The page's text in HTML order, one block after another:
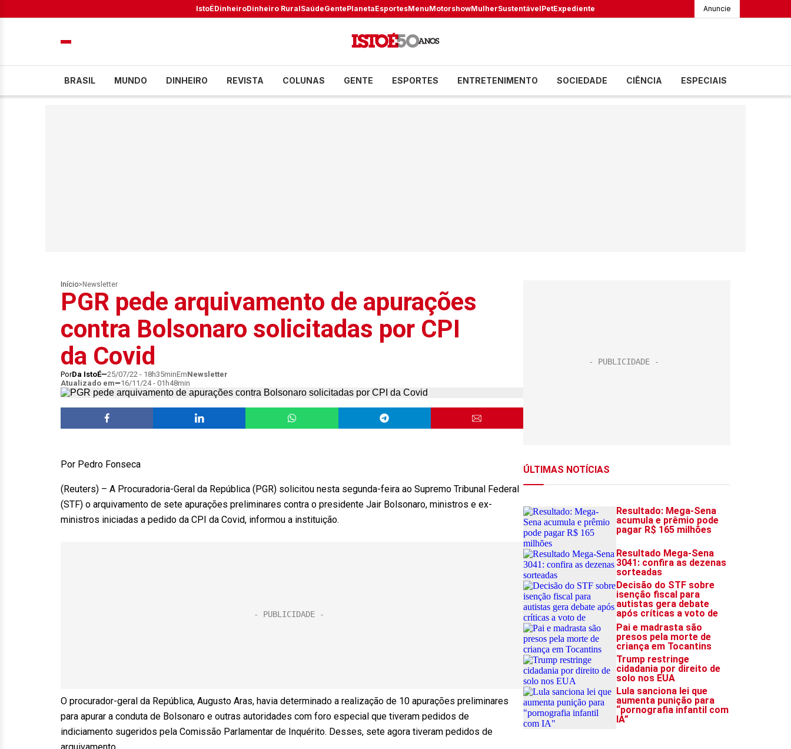
IstoÉDinheiroDinheiro RuralSaúdeGentePlanetaEsportesMenuMotorshowMulherSustentávelPetExpediente Anuncie
BRASIL MUNDO DINHEIRO REVISTA COLUNAS GENTE ESPORTES ENTRETENIMENTO SOCIEDADE CIÊNCIA ESPECIAIS
Início> Newsletter
PGR pede arquivamento de apurações
contra Bolsonaro solicitadas por CPI
da Covid
PorDa IstoÉ 25/07/22 - 18h35minEmNewsletter
Atualizado em
16/11/24 - 01h48min
Por Pedro Fonseca
(Reuters) – A Procuradoria-Geral da República (PGR) solicitou nesta segunda-feira ao Supremo Tribunal Federal
(STF) o arquivamento de sete apurações preliminares contra o presidente Jair Bolsonaro, ministros e ex-
ministros iniciadas a pedido da CPI da Covid, informou a instituição.
O procurador-geral da República, Augusto Aras, havia determinado a realização de 10 apurações preliminares
para apurar a conduta de Bolsonaro e outras autoridades com foro especial que tiveram pedidos de
indiciamento sugeridos pela Comissão Parlamentar de Inquérito. Desses, sete agora tiveram pedidos de